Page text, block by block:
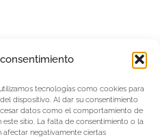
tecnologías como cookies para
dispositivo. Al dar su consentimiento
datos como el comportamiento de
este sitio. La falta de consentimiento o la
negativamente ciertas